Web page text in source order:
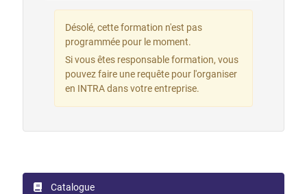
Désolé, cette formation n'est pas
programmée pour le moment.
Si vous êtes responsable formation, vous
pouvez faire une requête pour l'organiser
en INTRA dans votre entreprise.
Catalogue